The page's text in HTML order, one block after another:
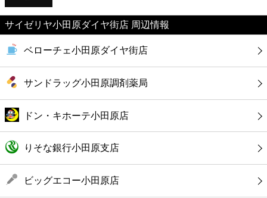
ショッピング
公共
病院
ホテル
サイゼリヤ小田原ダイヤ街店 周辺情報
ベローチェ小田原ダイヤ街店
サンドラッグ小田原調剤薬局
ドン・キホーテ小田原店
りそな銀行小田原支店
ビッグエコー小田原店